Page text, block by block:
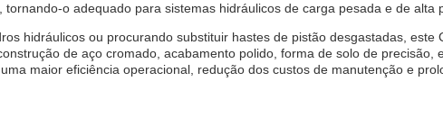
o adequado para sistemas hidráulicos de carga pesada e de alta
hidráulicos ou procurando substituir hastes de pistão desgastadas,
de aço cromado, acabamento polido, forma de solo de
maior eficiência operacional, redução dos custos de manutenção e